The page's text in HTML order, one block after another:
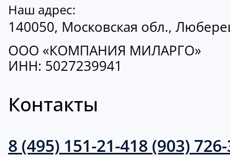
Наш адрес:
140050, Московская обл.,
ООО «КОМПАНИЯ МИЛАРГО»
ИНН: 5027239941
Контакты
8 (495) 151-21-418 (903)